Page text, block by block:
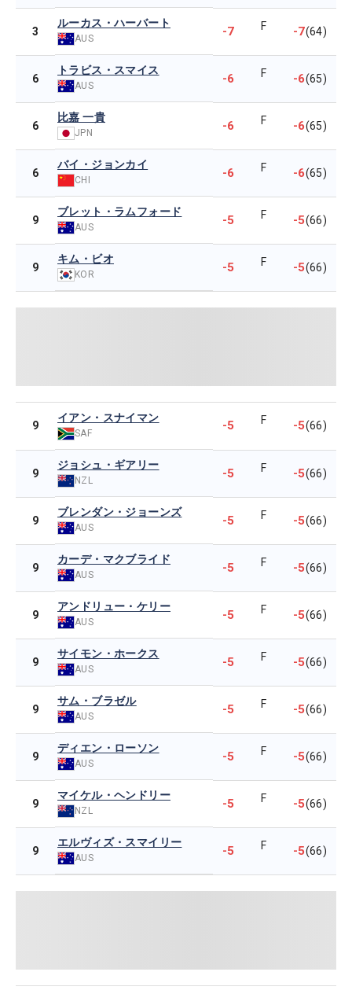
3
ルーカス・ハーバート
AUS -7 F -7(64)
6
トラビス・スマイス
AUS -6 F -6(65)
6
比嘉 一貴
JPN -6 F -6(65)
6
バイ・ジョンカイ
CHI -6 F -6(65)
9
ブレット・ラムフォード
AUS -5 F -5(66)
9
キム・ビオ
KOR -5 F -5(66)
9
イアン・スナイマン
SAF
-5 F -5(66)
9
ジョシュ・ギアリー
NZL -5 F -5(66)
9
ブレンダン・ジョーンズ
AUS -5 F -5(66)
9
カーデ・マクブライド
AUS -5 F -5(66)
9
アンドリュー・ケリー
AUS -5 F -5(66)
9
サイモン・ホークス
AUS -5 F -5(66)
9
サム・ブラゼル
AUS -5 F -5(66)
9
ディエン・ローソン
AUS -5 F -5(66)
9
マイケル・ヘンドリー
NZL -5 F -5(66)
9
エルヴィズ・スマイリー
AUS -5 F -5(66)